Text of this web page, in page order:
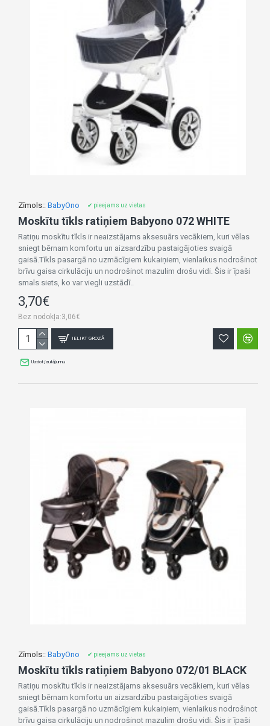
Zīmols:: BabyOno ✔ pieejams uz vietas
Moskītu tīkls ratiņiem Babyono 072 WHITE
Ratiņu moskītu tīkls ir neaizstājams aksesuārs vecākiem, kuri vēlas
sniegt bērnam komfortu un aizsardzību pastaigājoties svaigā
gaisā.Tīkls pasargā no uzmācīgiem kukaiņiem, vienlaikus nodrošinot
brīvu gaisa cirkulāciju un nodrošinot mazulim drošu vidi. Šis ir īpaši
smals siets, ko var viegli uzstādī..
3,70€
Bez nodokļa:3,06€
IELIKT GROZĀ
Uzdot jautājumu
Zīmols:: BabyOno ✔ pieejams uz vietas
Moskītu tīkls ratiņiem Babyono 072/01 BLACK
Ratiņu moskītu tīkls ir neaizstājams aksesuārs vecākiem, kuri vēlas
sniegt bērnam komfortu un aizsardzību pastaigājoties svaigā
gaisā.Tīkls pasargā no uzmācīgiem kukaiņiem, vienlaikus nodrošinot
brīvu gaisa cirkulāciju un nodrošinot mazulim drošu vidi. Šis ir īpaši